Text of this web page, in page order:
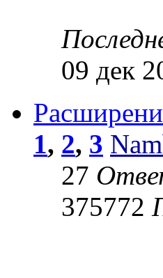
09 дек
1, 2, 3
27
375772